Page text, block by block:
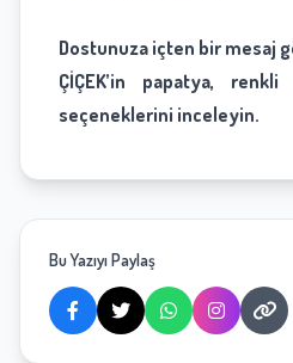
Dostunuza içten bir mesaj
ÇİÇEK’in papatya,
seçeneklerini inceleyin.
Bu Yazıyı Paylaş